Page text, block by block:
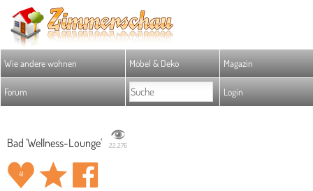
Wie andere wohnen Möbel & Deko Magazin
Forum Login
Bad 'Wellness-Lounge' 22.276
41